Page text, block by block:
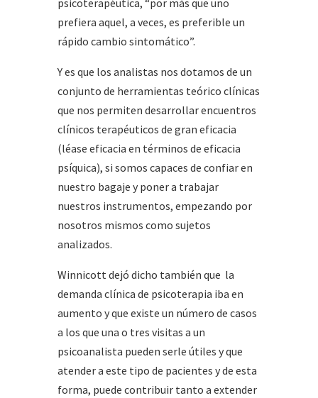
psicoterapéutica, “por más que uno
prefiera aquel, a veces, es preferible un
rápido cambio sintomático”.
Y es que los analistas nos dotamos de un
conjunto de herramientas teórico clínicas
que nos permiten desarrollar encuentros
clínicos terapéuticos de gran eficacia
(léase eficacia en términos de eficacia
psíquica), si somos capaces de confiar en
nuestro bagaje y poner a trabajar
nuestros instrumentos, empezando por
nosotros mismos como sujetos
analizados.
Winnicott dejó dicho también que la
demanda clínica de psicoterapia iba en
aumento y que existe un número de casos
a los que una o tres visitas a un
psicoanalista pueden serle útiles y que
atender a este tipo de pacientes y de esta
forma, puede contribuir tanto a extender